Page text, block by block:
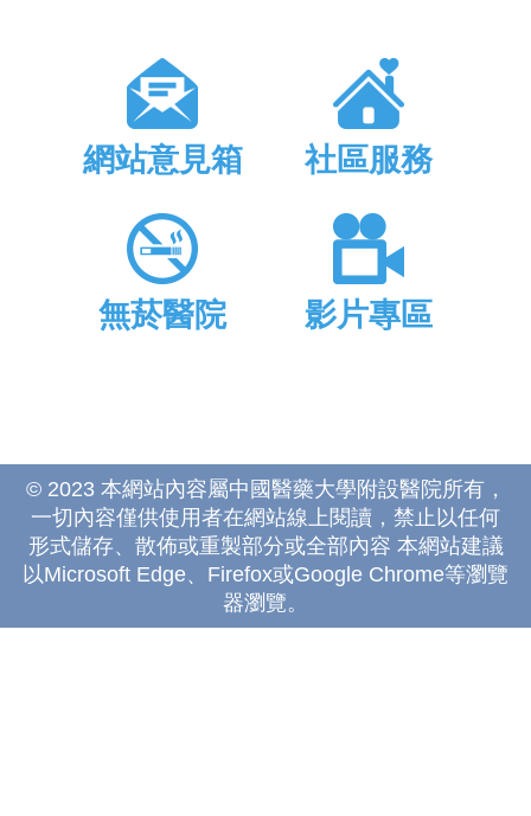
網站意見箱 社區服務
無菸醫院 影片專區
© 2023 本網站內容屬中國醫藥大學附設醫院所有，
一切內容僅供使用者在網站線上閱讀，禁止以任何
形式儲存、散佈或重製部分或全部內容 本網站建議
以Microsoft Edge、Firefox或Google Chrome等瀏覽
器瀏覽。